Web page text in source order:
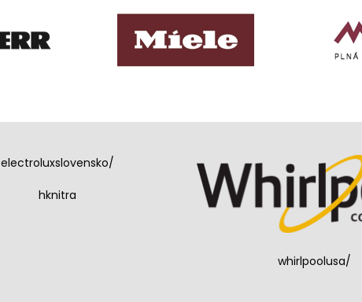
electroluxslovensko/
hknitra
whirlpoolusa/